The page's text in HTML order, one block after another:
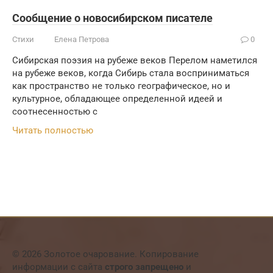
Сообщение о новосибирском писателе
Стихи Елена Петрова 0
Сибирская поэзия на рубеже веков Перелом наметился
на рубеже веков, когда Сибирь стала восприниматься
как пространство не только географическое, но и
культурное, обладающее определенной идеей и
соотнесенностью с
Читать полностью
© 2026 Золотое очарование. Копирование
информации с сайта строго запрещено и